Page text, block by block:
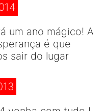
um ano mágico! A
é que
sair do lugar